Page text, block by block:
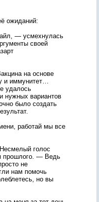
ожиданий:
— усмехнулась
своей
на основе
и иммунитет…
удалось
нужных вариантов
было создать
работай мы все
голос
прошлого. — Ведь
не
нам помочь
но вы